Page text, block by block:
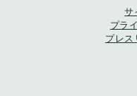
サ
プラ
プレス